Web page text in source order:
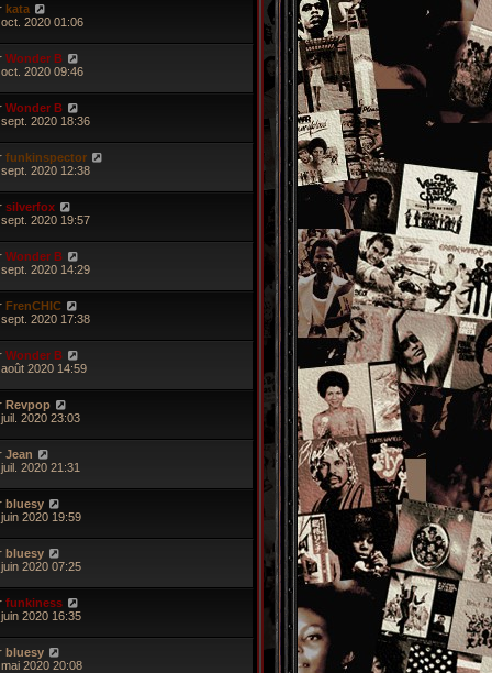
kata
2020 01:06
Wonder B
2020 09:46
Wonder B
2020 18:36
funkinspector
2020 12:38
silverfox
sept. 2020 19:57
Wonder B
sept. 2020 14:29
FrenCHIC
2020 17:38
Wonder B
août 2020 14:59
Revpop
2020 23:03
Jean
2020 21:31
bluesy
2020 19:59
bluesy
2020 07:25
funkiness
2020 16:35
bluesy
2020 20:08